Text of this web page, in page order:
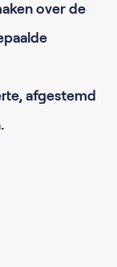
over de
afgestemd